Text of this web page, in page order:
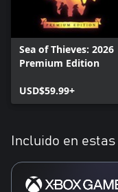
Sea of Thieves: 2026
Premium Edition
USD$59.99+
Incluido en